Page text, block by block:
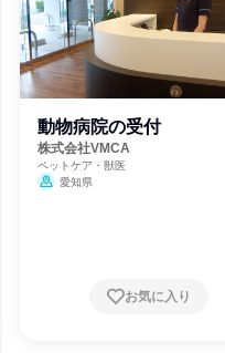
動物病院の受付
株式会社VMCA
ペットケア・獣医
愛知県
お気に入り